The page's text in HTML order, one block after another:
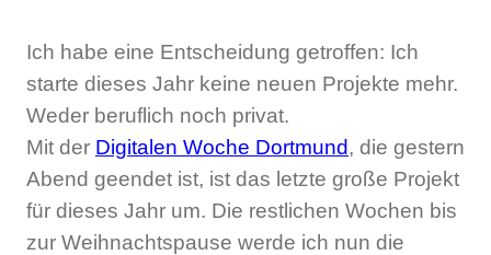
Ich habe eine Entscheidung getroffen: Ich
starte dieses Jahr keine neuen Projekte mehr.
Weder beruflich noch privat.
Mit der Digitalen Woche Dortmund, die gestern
Abend geendet ist, ist das letzte große Projekt
für dieses Jahr um. Die restlichen Wochen bis
zur Weihnachtspause werde ich nun die